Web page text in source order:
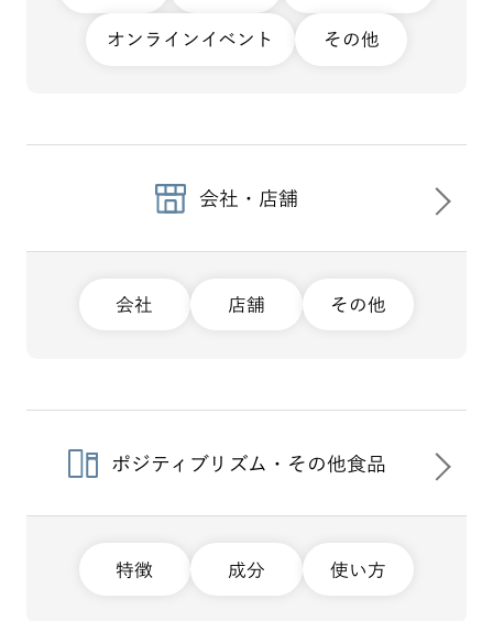
オンラインイベント その他
会社・店舗
会社 店舗 その他
ポジティブリズム・その他食品
特徴 成分 使い方